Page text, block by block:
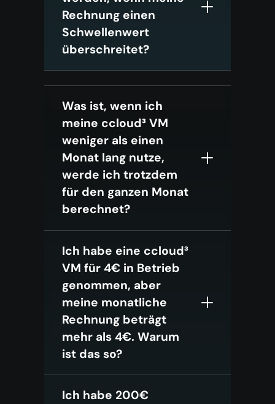
Rechnung einen
Schwellenwert
überschreitet?
Was ist, wenn ich
meine ccloud³ VM
weniger als einen
Monat lang nutze,
werde ich trotzdem
für den ganzen Monat
berechnet?
Ich habe eine ccloud³
VM für 4€ in Betrieb
genommen, aber
meine monatliche
Rechnung beträgt
mehr als 4€. Warum
ist das so?
Ich habe 200€